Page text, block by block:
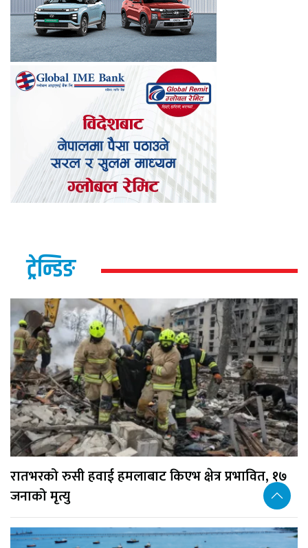
ट्रेन्डिङ
रातभरको रुसी हवाई हमलाबाट किएभ क्षेत्र प्रभावित, १७
जनाको मृत्यु